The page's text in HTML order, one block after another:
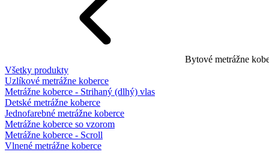
Bytové metrážne
Všetky produkty
Uzlíkové metrážne koberce
Metrážne koberce - Strihaný (dlhý) vlas
Detské metrážne koberce
Jednofarebné metrážne koberce
Metrážne koberce so vzorom
Metrážne koberce - Scroll
Vlnené metrážne koberce